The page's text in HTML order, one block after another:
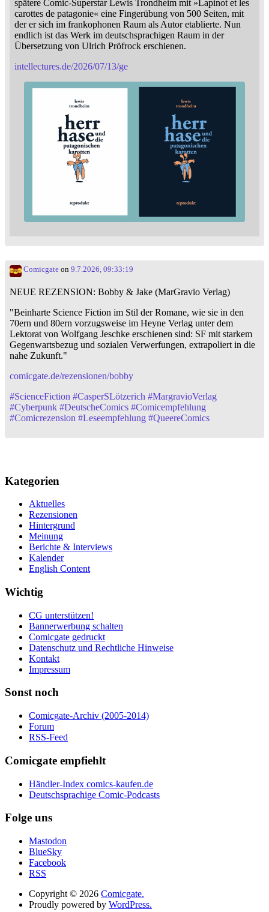
spätere Comic-Superstar Lewis Trondheim mit »Lapinot et les
carottes de patagonie« eine Fingerübung von 500 Seiten, mit
der er sich im frankophonen Raum als Autor etablierte. Nun
endlich ist das Werk im deutschsprachigen Raum in der
Übersetzung von Ulrich Pröfrock erschienen.
intellectures.de/2026/07/13/ge
Comicgate on 9.7.2026, 09:33:19
NEUE REZENSION: Bobby & Jake (MarGravio Verlag)
"Beinharte Science Fiction im Stil der Romane, wie sie in den
70ern und 80ern vorzugsweise im Heyne Verlag unter dem
Lektorat von Wolfgang Jeschke erschienen sind: SF mit starkem
Gegenwartsbezug und sozialen Verwerfungen, extrapoliert in die
nahe Zukunft."
comicgate.de/rezensionen/bobby
#ScienceFiction #CasperSLötzerich #MargravioVerlag
#Cyberpunk #DeutscheComics #Comicempfehlung
#Comicrezension #Leseempfehlung #QueereComics
Kategorien
Aktuelles
Rezensionen
Hintergrund
Meinung
Berichte & Interviews
Kalender
English Content
Wichtig
CG unterstützen!
Bannerwerbung schalten
Comicgate gedruckt
Datenschutz und Rechtliche Hinweise
Kontakt
Impressum
Sonst noch
Comicgate-Archiv (2005-2014)
Forum
RSS-Feed
Comicgate empfiehlt
Händler-Index comics-kaufen.de
Deutschsprachige Comic-Podcasts
Folge uns
Mastodon
BlueSky
Facebook
RSS
Copyright © 2026 Comicgate.
Proudly powered by WordPress.